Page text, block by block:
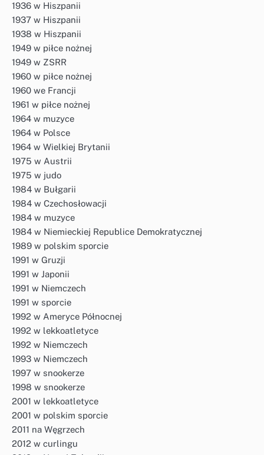
1936 w Hiszpanii
1937 w Hiszpanii
1938 w Hiszpanii
1949 w piłce nożnej
1949 w ZSRR
1960 w piłce nożnej
1960 we Francji
1961 w piłce nożnej
1964 w muzyce
1964 w Polsce
1964 w Wielkiej Brytanii
1975 w Austrii
1975 w judo
1984 w Bułgarii
1984 w Czechosłowacji
1984 w muzyce
1984 w Niemieckiej Republice Demokratycznej
1989 w polskim sporcie
1991 w Gruzji
1991 w Japonii
1991 w Niemczech
1991 w sporcie
1992 w Ameryce Północnej
1992 w lekkoatletyce
1992 w Niemczech
1993 w Niemczech
1997 w snookerze
1998 w snookerze
2001 w lekkoatletyce
2001 w polskim sporcie
2011 na Węgrzech
2012 w curlingu